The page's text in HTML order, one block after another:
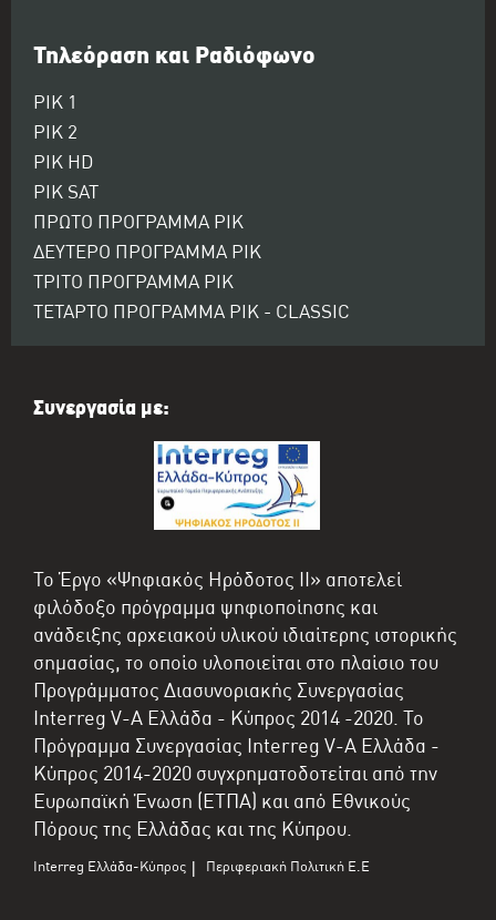
Τηλεόραση και Ραδιόφωνο
ΡΙΚ 1
ΡΙΚ 2
ΡΙΚ HD
ΡΙΚ SAT
ΠΡΩΤΟ ΠΡΟΓΡΑΜΜΑ ΡΙΚ
ΔΕΥΤΕΡΟ ΠΡΟΓΡΑΜΜΑ ΡΙΚ
ΤΡΙΤΟ ΠΡΟΓΡΑΜΜΑ ΡΙΚ
ΤΕΤΑΡΤΟ ΠΡΟΓΡΑΜΜΑ ΡΙΚ - CLASSIC
Συνεργασία με:
Το Έργο «Ψηφιακός Ηρόδοτος II» αποτελεί
φιλόδοξο πρόγραμμα ψηφιοποίησης και
ανάδειξης αρχειακού υλικού ιδιαίτερης ιστορικής
σημασίας, το οποίο υλοποιείται στο πλαίσιο του
Προγράμματος Διασυνοριακής Συνεργασίας
Interreg V-A Ελλάδα - Κύπρος 2014 -2020. Το
Πρόγραμμα Συνεργασίας Interreg V-A Ελλάδα -
Κύπρος 2014-2020 συγχρηματοδοτείται από την
Ευρωπαϊκή Ένωση (ΕΤΠΑ) και από Εθνικούς
Πόρους της Ελλάδας και της Κύπρου.
Interreg Ελλάδα-Κύπρος Περιφεριακή Πολιτική Ε.Ε